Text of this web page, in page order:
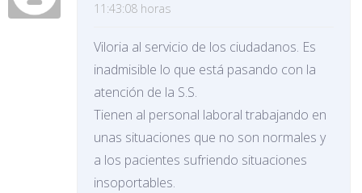
11:43:08 horas
Viloria al servicio de los ciudadanos. Es
inadmisible lo que está pasando con la
atención de la S.S.
Tienen al personal laboral trabajando en
unas situaciones que no son normales y
a los pacientes sufriendo situaciones
insoportables.